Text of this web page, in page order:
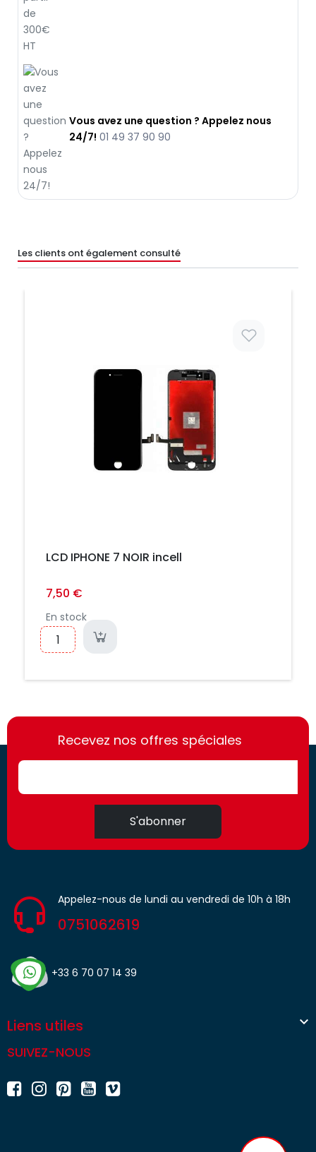
Vous avez une question ? Appelez nous
24/7! 01 49 37 90 90
Les clients ont également consulté
LCD IPHONE 7 NOIR incell
7,50 €
En stock
https://france-
access.fr
https://france-
access.fr
Recevez nos offres spéciales
S'abonner
Appelez-nous de lundi au vendredi de 10h à 18h
0751062619
+33 6 70 07 14 39
Liens utiles 
SUIVEZ-NOUS